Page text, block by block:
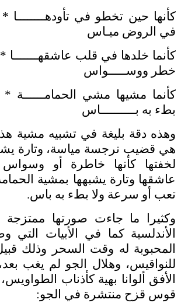
كأنها حين تخطو في
في الروض ميـاس
كأنما خلدها في قلب عاشقهـــــــا
خطر ووســـــواس
كأنما مشيها مشي الحمامــــــة
بطء به بــــــــــاس
وهذه دقة بليغة في تشبيه مشية
هي قضيب نرجسة مياسة، وتارة
لخفتها كأنها خاطرة أو
عاشقها وتارة يشبهها بمشية
تعب أو سرعة ولا بطء به باس.
وكثيرا ما جاءت صورتها ممتزجة
الأندلسية كما في الأبيات التي
المحبوبة له وقت السحر وذلك
للنواقيس، وهلال الجو لم يغب
الأفق ألوانا بهية كأذناب
قوس قزح منتشرة في الجو: